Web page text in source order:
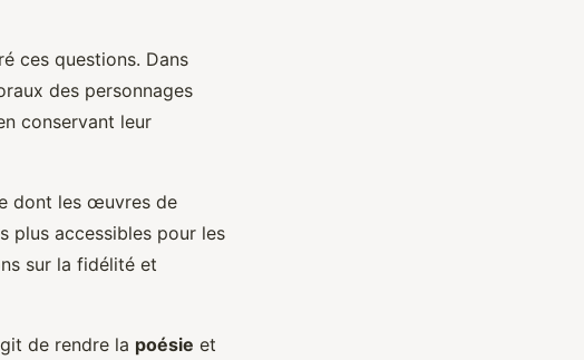
ces questions. Dans
des personnages
conservant leur
dont les œuvres de
plus accessibles pour les
sur la fidélité et
de rendre la poésie et